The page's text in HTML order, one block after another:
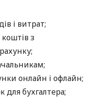
і витрат;
з
онлайн і офлайн;
бухгалтера;